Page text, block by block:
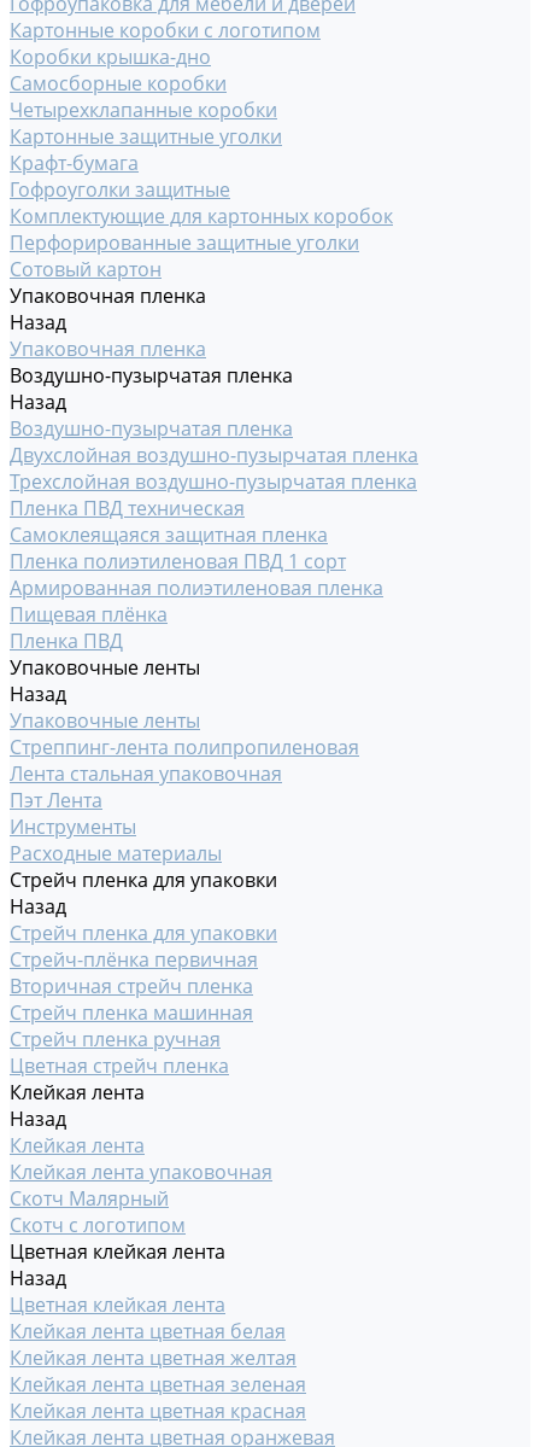
Картонные коробки с логотипом
Коробки крышка-дно
Самосборные коробки
Четырехклапанные коробки
Картонные защитные уголки
Крафт-бумага
Гофроуголки защитные
Комплектующие для картонных коробок
Перфорированные защитные уголки
Сотовый картон
Упаковочная пленка
Назад
Упаковочная пленка
Воздушно-пузырчатая пленка
Назад
Воздушно-пузырчатая пленка
Двухслойная воздушно-пузырчатая пленка
Трехслойная воздушно-пузырчатая пленка
Пленка ПВД техническая
Самоклеящаяся защитная пленка
Пленка полиэтиленовая ПВД 1 сорт
Армированная полиэтиленовая пленка
Пищевая плёнка
Пленка ПВД
Упаковочные ленты
Назад
Упаковочные ленты
Стреппинг-лента полипропиленовая
Лента стальная упаковочная
Пэт Лента
Инструменты
Расходные материалы
Стрейч пленка для упаковки
Назад
Стрейч пленка для упаковки
Стрейч-плёнка первичная
Вторичная стрейч пленка
Стрейч пленка машинная
Стрейч пленка ручная
Цветная стрейч пленка
Клейкая лента
Назад
Клейкая лента
Клейкая лента упаковочная
Скотч Малярный
Скотч с логотипом
Цветная клейкая лента
Назад
Цветная клейкая лента
Клейкая лента цветная белая
Клейкая лента цветная желтая
Клейкая лента цветная зеленая
Клейкая лента цветная красная
Клейкая лента цветная оранжевая